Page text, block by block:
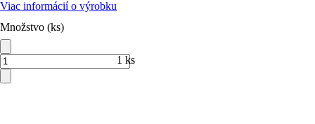
Viac informácií o výrobku
Množstvo (ks)
1 ks